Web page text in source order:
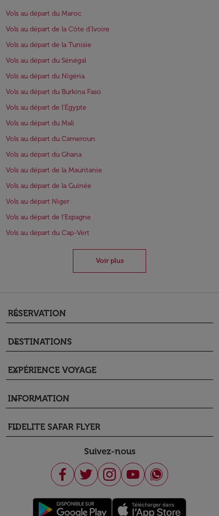
Vols au départ du Maroc
Vols au départ de la Côte d'Ivoire
Vols au départ de la Tunisie
Vols au départ du Sénégal
Vols au départ du Nigéria
Vols au départ du Burkina Faso
Vols au départ de l'Égypte
Vols au départ du Mali
Vols au départ du Cameroun
Vols au départ du Ghana
Vols au départ de la Mauritanie
Vols au départ de la Guinée
Vols au départ Niger
Vols au départ de l'Espagne
Vols au départ du Cap-Vert
Voir plus
RÉSERVATION
keyboard_arrow_down
DESTINATIONS
keyboard_arrow_down
EXPÉRIENCE VOYAGE
keyboard_arrow_down
INFORMATION
keyboard_arrow_down
FIDELITE SAFAR FLYER
keyboard_arrow_down
Suivez-nous